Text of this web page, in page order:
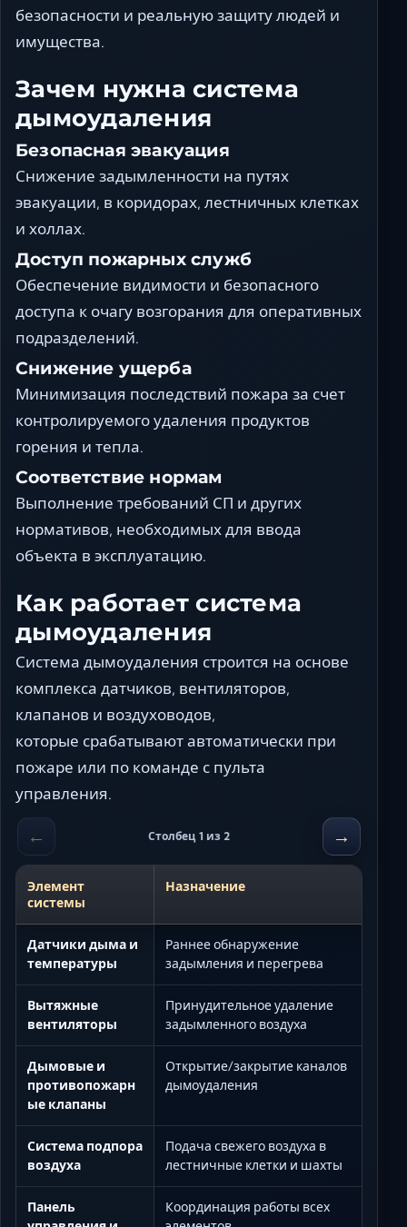
безопасности и реальную защиту людей и
имущества.
Зачем нужна система
дымоудаления
Безопасная эвакуация
Снижение задымленности на путях
эвакуации, в коридорах, лестничных клетках
и холлах.
Доступ пожарных служб
Обеспечение видимости и безопасного
доступа к очагу возгорания для оперативных
подразделений.
Снижение ущерба
Минимизация последствий пожара за счет
контролируемого удаления продуктов
горения и тепла.
Соответствие нормам
Выполнение требований СП и других
нормативов, необходимых для ввода
объекта в эксплуатацию.
Как работает система
дымоудаления
Система дымоудаления строится на основе
комплекса датчиков, вентиляторов,
клапанов и воздуховодов,
которые срабатывают автоматически при
пожаре или по команде с пульта
управления.
← Столбец 1 из 2 →
Элемент
системы
Назначение
Датчики дыма и
температуры
Раннее обнаружение
задымления и перегрева
Вытяжные
вентиляторы
Принудительное удаление
задымленного воздуха
Дымовые и
противопожарн
ые клапаны
Открытие/закрытие каналов
дымоудаления
Система подпора
воздуха
Подача свежего воздуха в
лестничные клетки и шахты
Панель
Координация работы всех